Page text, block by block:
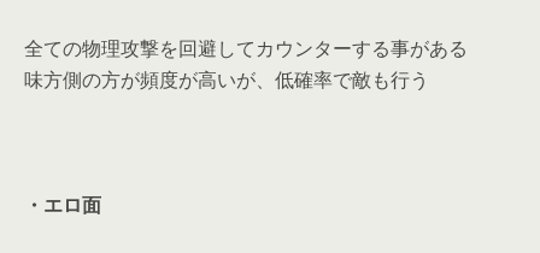
全ての物理攻撃を回避してカウンターする事がある
味方側の方が頻度が高いが、低確率で敵も行う
・エロ面